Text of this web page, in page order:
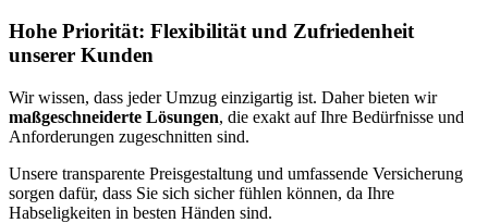
Hohe Priorität: Flexibilität und Zufriedenheit
unserer Kunden
Wir wissen, dass jeder Umzug einzigartig ist. Daher bieten wir
maßgeschneiderte Lösungen, die exakt auf Ihre Bedürfnisse und
Anforderungen zugeschnitten sind.
Unsere transparente Preisgestaltung und umfassende Versicherung
sorgen dafür, dass Sie sich sicher fühlen können, da Ihre
Habseligkeiten in besten Händen sind.